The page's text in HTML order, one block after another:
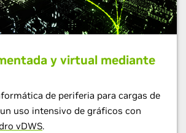
y virtual mediante
de periferia para cargas de
uso intensivo de gráficos con
vDWS.